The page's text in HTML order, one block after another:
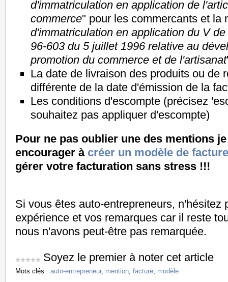
d'immatriculation en application de
commerce" pour les commercants et la
d'immatriculation en application du V
96-603 du 5 juillet 1996 relative au
promotion du commerce et de l'artisanat
La date de livraison des produits ou de
différente de la date d'émission de la
Les conditions d'escompte (précisez
souhaitez pas appliquer d'escompte)
Pour ne pas oublier une des mentions
encourager à créer un modèle de
gérer votre facturation sans stress !!!
Si vous êtes auto-entrepreneurs, n'hésitez
expérience et vos remarques car il reste
nous n'avons peut-être pas remarquée.
Soyez le premier à noter cet article
Mots clés : auto-entrepreneur, mention, facture, modèle